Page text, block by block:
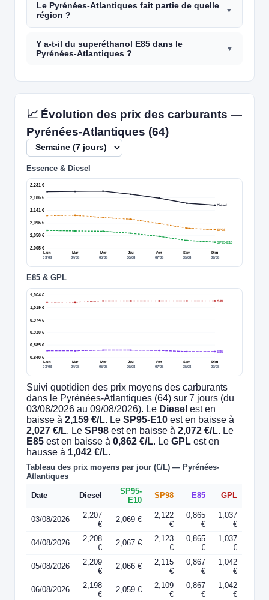
Le Pyrénées-Atlantiques fait partie de quelle
région ?
Y a-t-il du superéthanol E85 dans le
Pyrénées-Atlantiques ?
📈 Évolution des prix des carburants —
Pyrénées-Atlantiques (64)
Essence & Diesel
2,005 €
2,050 €
2,095 €
2,141 €
2,186 €
2,231 €
Lun
03/08
Mar
04/08
Mer
05/08
Jeu
06/08
Ven
07/08
Sam
08/08
Dim
09/08
Diesel
SP95-E10
SP98
E85 & GPL
0,840 €
0,885 €
0,930 €
0,974 €
1,019 €
1,064 €
Lun
03/08
Mar
04/08
Mer
05/08
Jeu
06/08
Ven
07/08
Sam
08/08
Dim
09/08
E85
GPL
Suivi quotidien des prix moyens des carburants
dans le Pyrénées-Atlantiques (64) sur 7 jours (du
03/08/2026 au 09/08/2026). Le Diesel est en
baisse à2,159 €/L. LeSP95-E10 est en baisse à
2,027 €/L. LeSP98 est en baisse à2,072 €/L. Le
E85 est en baisse à0,862 €/L. LeGPL est en
hausse à 1,042 €/L.
Tableau des prix moyens par jour (€/L) — Pyrénées-
Atlantiques
Date Diesel
SP95-
E10
SP98 E85 GPL
03/08/2026
2,207
€
2,069 €
2,122
€
0,865
€
1,037
€
04/08/2026
2,208
€
2,067 €
2,123
€
0,865
€
1,037
€
05/08/2026
2,209
€
2,066 €
2,115
€
0,867
€
1,042
€
06/08/2026
2,198
€
2,059 €
2,109
€
0,867
€
1,042
€